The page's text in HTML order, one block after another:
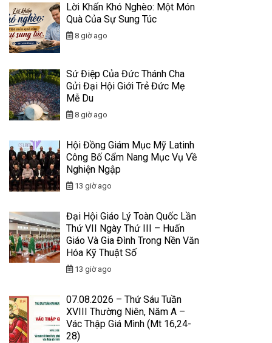
Lời Khấn Khó Nghèo: Một Món
Quà Của Sự Sung Túc
8 giờ ago
Sứ Điệp Của Đức Thánh Cha
Gửi Đại Hội Giới Trẻ Đức Mẹ
Mễ Du
8 giờ ago
Hội Đồng Giám Mục Mỹ Latinh
Công Bố Cẩm Nang Mục Vụ Về
Nghiện Ngập
13 giờ ago
Đại Hội Giáo Lý Toàn Quốc Lần
Thứ VII Ngày Thứ III – Huấn
Giáo Và Gia Đình Trong Nền Văn
Hóa Kỹ Thuật Số
13 giờ ago
07.08.2026 – Thứ Sáu Tuần
XVIII Thường Niên, Năm A –
Vác Thập Giá Mình (Mt 16,24-
28)